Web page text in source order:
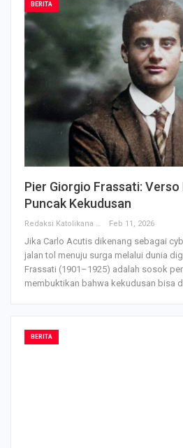
BERITA
Pier Giorgio Frassati: Verso
Puncak Kekudusan
Redaksi Katolikana Feb 11, 2026
Jika Carlo Acutis dikenang sebagai
jalan tol menuju surga melalui dunia
Frassati (1901–1925) adalah sosok
membuktikan bahwa kekudusan bisa
BERITA